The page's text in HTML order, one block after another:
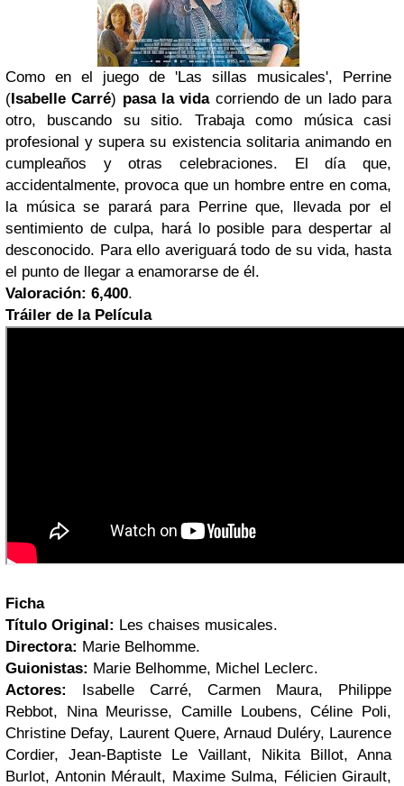
Como en el juego de 'Las sillas musicales', Perrine
(Isabelle Carré) pasa la vidacorriendo de un lado para
otro, buscando su sitio. Trabaja como música casi
profesional y supera su existencia solitaria animando en
cumpleaños y otras celebraciones. El día que,
accidentalmente, provoca que un hombre entre en coma,
la música se parará para Perrine que, llevada por el
sentimiento de culpa, hará lo posible para despertar al
desconocido. Para ello averiguará todo de su vida, hasta
el punto de llegar a enamorarse de él.
Valoración: 6,400.
Tráiler de la Película
Ficha
Título Original: Les chaises musicales.
Directora: Marie Belhomme.
Guionistas: Marie Belhomme, Michel Leclerc.
Actores:
Isabelle Carré, Carmen Maura, Philippe
Rebbot, Nina Meurisse, Camille Loubens, Céline Poli,
Christine Defay, Laurent Quere, Arnaud Duléry, Laurence
Cordier, Jean-Baptiste Le Vaillant, Nikita Billot, Anna
Burlot, Antonin Mérault, Maxime Sulma, Félicien Girault,